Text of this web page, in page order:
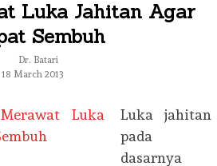
Luka Jahitan Agar
Sembuh
Dr. Batari
18 March 2013
Luka jahitan
pada
dasarnya